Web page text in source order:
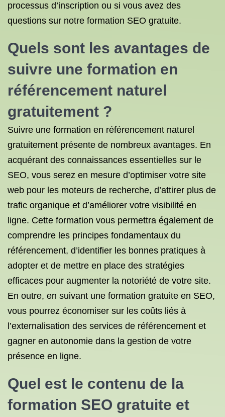
processus d’inscription ou si vous avez des
questions sur notre formation SEO gratuite.
Quels sont les avantages de
suivre une formation en
référencement naturel
gratuitement ?
Suivre une formation en référencement naturel
gratuitement présente de nombreux avantages. En
acquérant des connaissances essentielles sur le
SEO, vous serez en mesure d’optimiser votre site
web pour les moteurs de recherche, d’attirer plus de
trafic organique et d’améliorer votre visibilité en
ligne. Cette formation vous permettra également de
comprendre les principes fondamentaux du
référencement, d’identifier les bonnes pratiques à
adopter et de mettre en place des stratégies
efficaces pour augmenter la notoriété de votre site.
En outre, en suivant une formation gratuite en SEO,
vous pourrez économiser sur les coûts liés à
l’externalisation des services de référencement et
gagner en autonomie dans la gestion de votre
présence en ligne.
Quel est le contenu de la
formation SEO gratuite et